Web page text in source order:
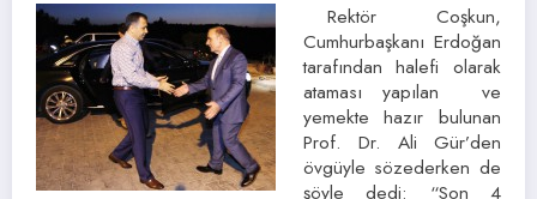
Rektör Coşkun,
Cumhurbaşkanı Erdoğan
tarafından halefi olarak
ataması yapılan ve
yemekte hazır bulunan
Prof. Dr. Ali Gür’den
övgüyle sözederken de
şöyle dedi: “Son 4